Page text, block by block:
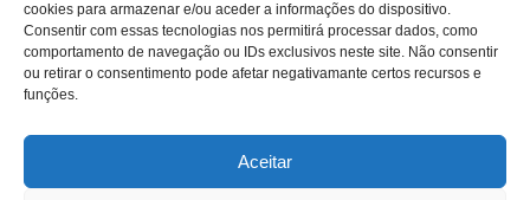
cookies para armazenar e/ou aceder a informações do dispositivo.
Consentir com essas tecnologias nos permitirá processar dados, como
comportamento de navegação ou IDs exclusivos neste site. Não consentir
ou retirar o consentimento pode afetar negativamante certos recursos e
funções.
Aceitar